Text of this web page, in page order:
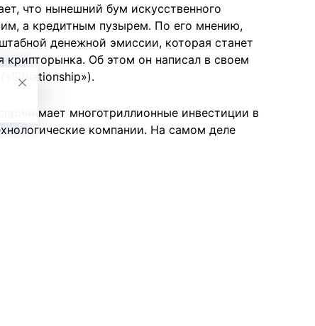
что нынешний бум искусственного
а кредитным пузырем. По его мнению,
денежной эмиссии, которая станет
крипторынка. Об этом он написал в своем
многотриллионные инвестиции в
компании. На самом деле